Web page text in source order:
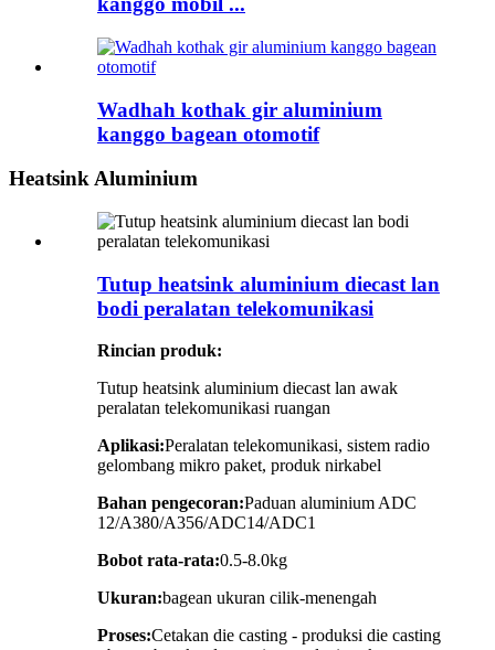
Wadhah kothak gir aluminium
kanggo bagean otomotif
Heatsink Aluminium
Tutup heatsink aluminium diecast lan
bodi peralatan telekomunikasi
Rincian produk:
Tutup heatsink aluminium diecast lan awak
peralatan telekomunikasi ruangan
Aplikasi:Peralatan telekomunikasi, sistem radio
gelombang mikro paket, produk nirkabel
Bahan pengecoran:Paduan aluminium ADC
12/A380/A356/ADC14/ADC1
Bobot rata-rata:0.5-8.0kg
Ukuran:bagean ukuran cilik-menengah
Proses:Cetakan die casting - produksi die casting